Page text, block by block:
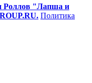
Роллов "Лапша и
Политика